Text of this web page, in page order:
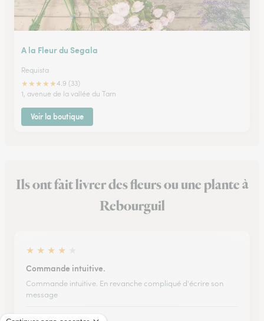
A la Fleur du Segala
Requista
★★★★★4.9 (33)
1, avenue de la vallée du Tarn
Voir la boutique
Ils ont fait livrer des fleurs ou une plante à
Rebourguil
★ ★ ★ ★
Commande intuitive.
Commande intuitive. En revanche compliqué d'écrire son
message